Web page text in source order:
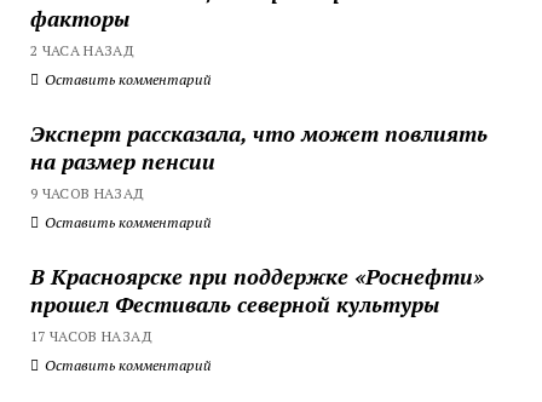
факторы
2 ЧАСА НАЗАД
Оставить комментарий
Эксперт рассказала, что может повлиять
на размер пенсии
9 ЧАСОВ НАЗАД
Оставить комментарий
В Красноярске при поддержке «Роснефти»
прошел Фестиваль северной культуры
17 ЧАСОВ НАЗАД
Оставить комментарий